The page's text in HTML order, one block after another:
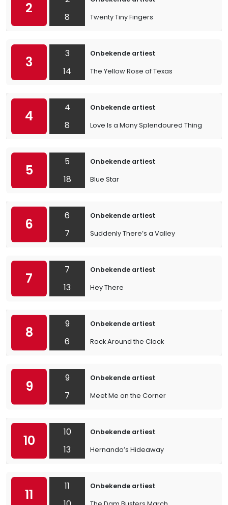
2
8
Twenty Tiny Fingers
3
3
14
Onbekende artiest
The Yellow Rose of Texas
4
4
8
Onbekende artiest
Love Is a Many Splendoured Thing
5
5
18
Onbekende artiest
Blue Star
6
6
7
Onbekende artiest
Suddenly There’s a Valley
7
7
13
Onbekende artiest
Hey There
8
9
6
Onbekende artiest
Rock Around the Clock
9
9
7
Onbekende artiest
Meet Me on the Corner
10
10
13
Onbekende artiest
Hernando’s Hideaway
11
11
Onbekende artiest